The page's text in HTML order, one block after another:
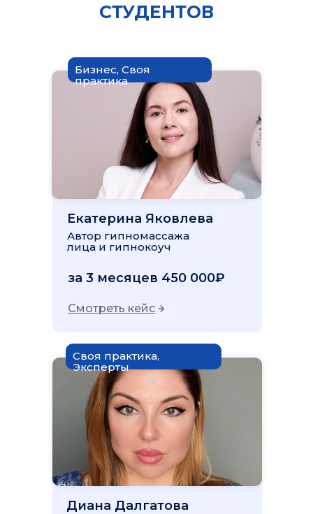
СТУДЕНТОВ
Екатерина Яковлева
за 3 месяцев 450 000₽
Автор гипномассажа
лица и гипнокоуч
Диана Далгатова
Смотреть кейс
Бизнес, Своя
практика
Своя практика,
Эксперты